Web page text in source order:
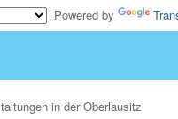
Powered by